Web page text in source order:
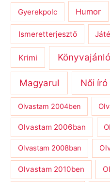
Gyerekpolc Humor
Ismeretterjesztő
Krimi Könyvajánló
Magyarul Női író
Olvastam 2004ben
Olvastam 2006ban
Olvastam 2008ban
Olvastam 2010ben